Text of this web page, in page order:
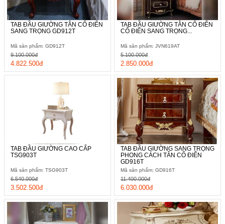
TAB ĐẦU GIƯỜNG TÂN CỔ ĐIỂN
SANG TRỌNG GD912T
Mã sản phẩm: GD912T
4.822.500đ
9.100.000đ
TAB ĐẦU GIƯỜNG TÂN CỔ ĐIỂN
CỔ ĐIỂN SANG TRỌNG...
Mã sản phẩm: JVN619AT
2.850.000đ
5.100.000đ
TAB ĐẦU GIƯỜNG CAO CẤP
TSG903T
Mã sản phẩm: TSG903T
3.502.500đ
6.540.000đ
TAB ĐẦU GIƯỜNG SANG TRỌNG
PHONG CÁCH TÂN CỔ ĐIỂN
GD916T
Mã sản phẩm: GD916T
6.030.000đ
11.400.000đ